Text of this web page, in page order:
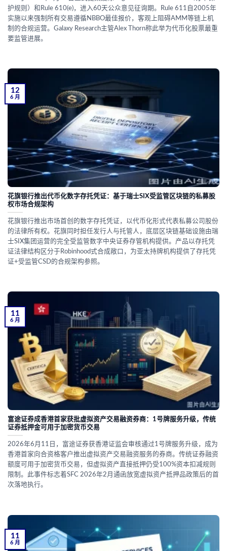
护规则）和Rule 610(e)，进入60天公众意见征询期。Rule 611自2005年
实施以来强制所有交易遵循NBBO最佳报价，客观上阻碍AMM等链上机
制的合规运营。Galaxy Research主管Alex Thorn称此举为代币化股票最重
要监管进展。
花旗银行推出代币化数字存托凭证：基于瑞士SIX受监管区块链的私募股
权市场合规架构
花旗银行推出市场首创的数字存托凭证，以代币化形式代表私募公司股份
的法律所有权。花旗同时担任发行人与托管人，底层区块链基础设施由瑞
士SIX集团运营的完全受监管数字中央证券存管机构提供。产品以存托凭
证法律结构区分于Robinhood式合成敞口，为亚太持牌机构提供了存托凭
证+受监管CSD的合规架构参照。
12
6 月
富途证券成香港首家获批虚拟资产交易融资券商：1号牌服务升级，传统
证券抵押金可用于加密货币交易
2026年6月11日，富途证券获香港证监会审核通过1号牌服务升级，成为
香港首家向合资格客户推出虚拟资产交易融资服务的券商。传统证券融资
额度可用于加密货币交易，但虚拟资产直接抵押仍受100%资本扣减规则
限制。此事件标志着SFC 2026年2月通函放宽虚拟资产抵押品政策后的首
次落地执行。
11
6 月
11
6 月